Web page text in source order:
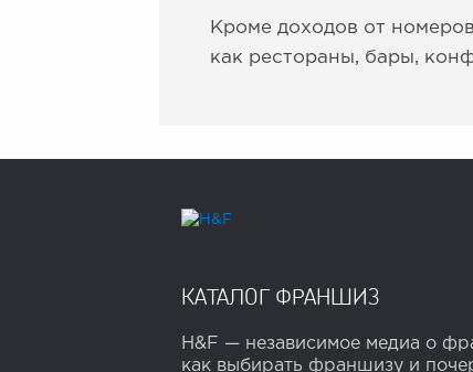
Кроме доходов от
как рестораны, бары,
КАТАЛОГ ФРАНШИЗ
H&F — независимое медиа о
как выбирать франшизу и